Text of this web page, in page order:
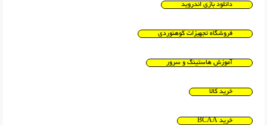
دانلود بازی اندروید
فروشگاه تجهیزات کوهنوردی
آموزش هاستینگ و سرور
خرید کالا
خرید BCAA